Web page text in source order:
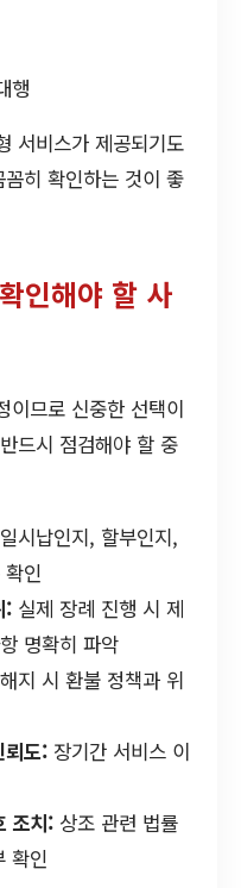
행
서비스가 제공되기도
히 확인하는 것이 좋
인해야 할 사
이므로 신중한 선택이
드시 점검해야 할 중
일시납인지, 할부인지,
인
: 실제 장례 진행 시 제
명확히 파악
해지 시 환불 정책과 위
뢰도: 장기간 서비스 이
조치: 상조 관련 법률
확인